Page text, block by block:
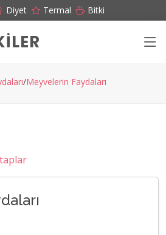
Diyet Termal Bitki
Meyvelerin Faydaları